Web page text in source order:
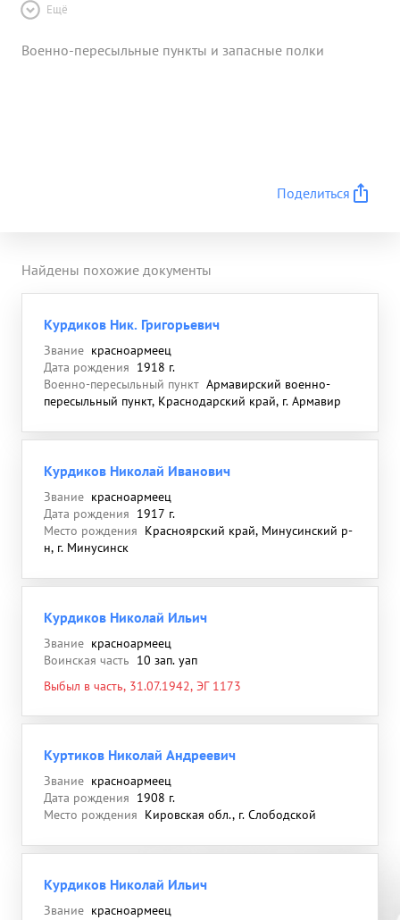
Ещё
Военно-пересыльные пункты и запасные полки
Поделиться
Найдены похожие документы
Курдиков Ник. Григорьевич
Звание красноармеец
Дата рождения 1918 г.
Военно-пересыльный пункт Армавирский военно-
пересыльный пункт, Краснодарский край, г. Армавир
Курдиков Николай Иванович
Звание красноармеец
Дата рождения 1917 г.
Место рождения Красноярский край, Минусинский р-
н, г. Минусинск
Курдиков Николай Ильич
Звание красноармеец
Воинская часть 10 зап. уап
Выбыл в часть, 31.07.1942, ЭГ 1173
Куртиков Николай Андреевич
Звание красноармеец
Дата рождения 1908 г.
Место рождения Кировская обл., г. Слободской
Курдиков Николай Ильич
Звание красноармеец